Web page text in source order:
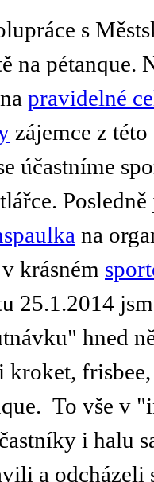
s
na pétanque.
pravidelné
zájemce z
účastníme
na
krásném
25.1.2014
hned
To vše v
i halu
a odcházeli